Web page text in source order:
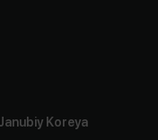
Koreya